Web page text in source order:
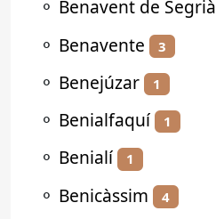
⚬ Benavent de Segrià
⚬ Benavente 3
⚬ Benejúzar 1
⚬ Benialfaquí 1
⚬ Benialí 1
⚬ Benicàssim 4